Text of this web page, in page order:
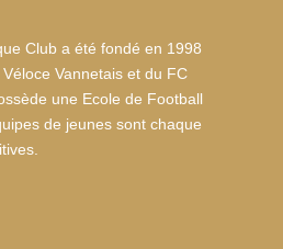
Club a été fondé en 1998
Vannetais et du FC
une Ecole de Football
de jeunes sont chaque